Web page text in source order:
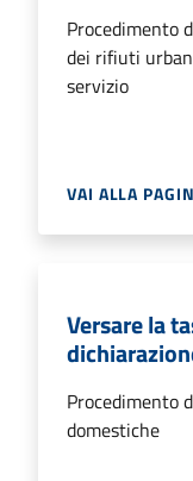
Procedimento
dei rifiuti
servizio
VAI ALLA
Versare la
Procedimento
domestiche